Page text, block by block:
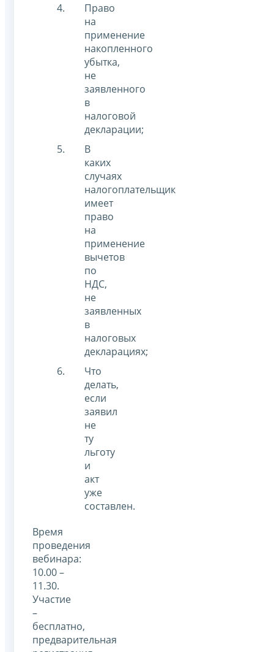
Право
на
применение
накопленного
убытка,
не
заявленного
в
налоговой
декларации;
В
каких
случаях
налогоплательщик
имеет
право
на
применение
вычетов
по
НДС,
не
заявленных
в
налоговых
декларациях;
Что
делать,
если
заявил
не
ту
льготу
и
акт
уже
составлен.
Время
проведения
вебинара:
10.00 –
11.30.
Участие
–
бесплатно,
предварительная